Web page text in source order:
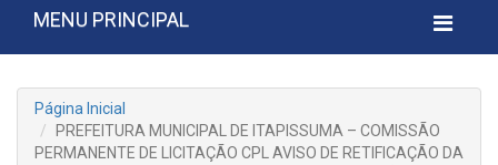
MENU PRINCIPAL
Página Inicial
PREFEITURA MUNICIPAL DE ITAPISSUMA – COMISSÃO
PERMANENTE DE LICITAÇÃO CPL AVISO DE RETIFICAÇÃO DA